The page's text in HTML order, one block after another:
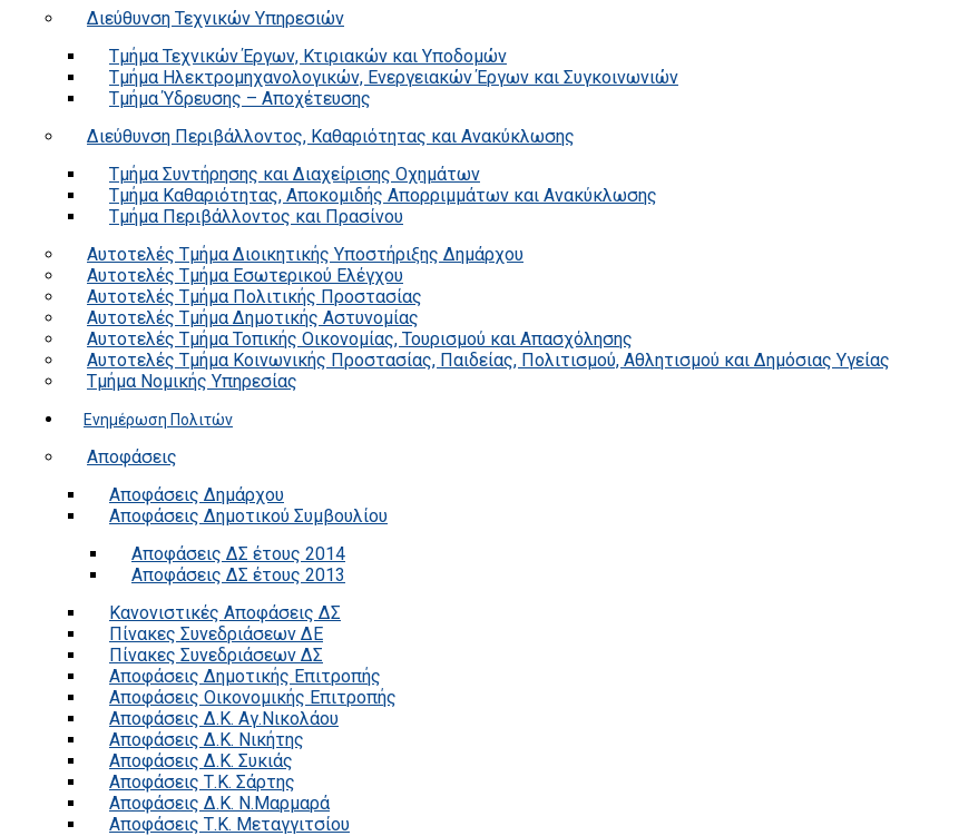
Διεύθυνση Τεχνικών Υπηρεσιών
Τμήμα Τεχνικών Έργων, Κτιριακών και Υποδομών
Τμήμα Ηλεκτρομηχανολογικών, Ενεργειακών Έργων και Συγκοινωνιών
Τμήμα Ύδρευσης – Αποχέτευσης
Διεύθυνση Περιβάλλοντος, Καθαριότητας και Ανακύκλωσης
Τμήμα Συντήρησης και Διαχείρισης Οχημάτων
Τμήμα Καθαριότητας, Αποκομιδής Απορριμμάτων και Ανακύκλωσης
Τμήμα Περιβάλλοντος και Πρασίνου
Αυτοτελές Τμήμα Διοικητικής Υποστήριξης Δημάρχου
Αυτοτελές Τμήμα Εσωτερικού Ελέγχου
Αυτοτελές Τμήμα Πολιτικής Προστασίας
Αυτοτελές Τμήμα Δημοτικής Αστυνομίας
Αυτοτελές Τμήμα Τοπικής Οικονομίας, Τουρισμού και Απασχόλησης
Αυτοτελές Τμήμα Κοινωνικής Προστασίας, Παιδείας, Πολιτισμού, Αθλητισμού και Δημόσιας Υγείας
Τμήμα Νομικής Υπηρεσίας
Ενημέρωση Πολιτών
Αποφάσεις
Αποφάσεις Δημάρχου
Αποφάσεις Δημοτικού Συμβουλίου
Αποφάσεις ΔΣ έτους 2014
Αποφάσεις ΔΣ έτους 2013
Κανονιστικές Αποφάσεις ΔΣ
Πίνακες Συνεδριάσεων ΔΕ
Πίνακες Συνεδριάσεων ΔΣ
Αποφάσεις Δημοτικής Επιτροπής
Αποφάσεις Οικονομικής Επιτροπής
Αποφάσεις Δ.Κ. Αγ.Νικολάου
Αποφάσεις Δ.Κ. Νικήτης
Αποφάσεις Δ.Κ. Συκιάς
Αποφάσεις Τ.Κ. Σάρτης
Αποφάσεις Δ.Κ. Ν.Μαρμαρά
Αποφάσεις Τ.Κ. Μεταγγιτσίου